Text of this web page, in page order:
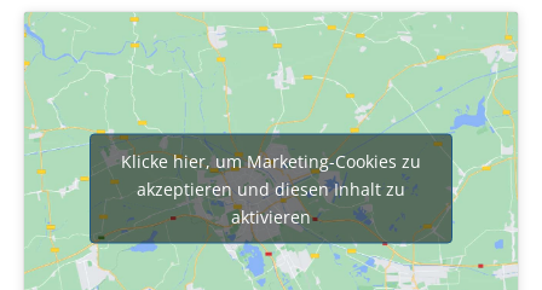
Klicke hier, um Marketing-Cookies zu
akzeptieren und diesen Inhalt zu
aktivieren